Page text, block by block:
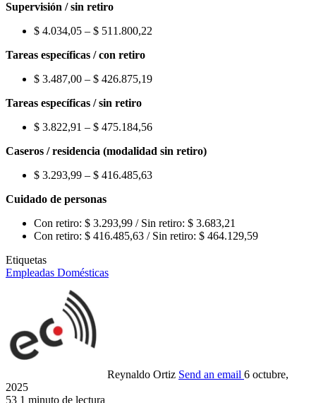
Supervisión / sin retiro
$ 4.034,05 – $ 511.800,22
Tareas específicas / con retiro
$ 3.487,00 – $ 426.875,19
Tareas específicas / sin retiro
$ 3.822,91 – $ 475.184,56
Caseros / residencia (modalidad sin retiro)
$ 3.293,99 – $ 416.485,63
Cuidado de personas
Con retiro: $ 3.293,99 / Sin retiro: $ 3.683,21
Con retiro: $ 416.485,63 / Sin retiro: $ 464.129,59
Etiquetas
Empleadas Domésticas
Reynaldo Ortiz Send an email 6 octubre,
2025
53 1 minuto de lectura